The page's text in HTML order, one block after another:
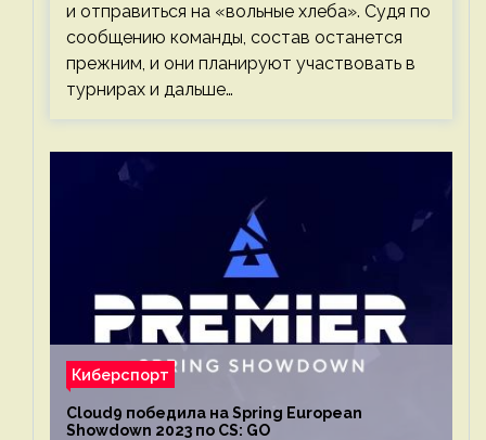
и отправиться на «вольные хлеба». Судя по
сообщению команды, состав останется
прежним, и они планируют участвовать в
турнирах и дальше…
Киберспорт
Cloud9 победила на Spring European
Showdown 2023 по CS: GO